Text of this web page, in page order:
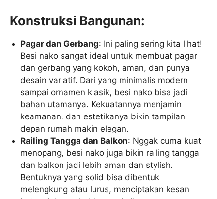
Konstruksi Bangunan:
Pagar dan Gerbang: Ini paling sering kita lihat!
Besi nako sangat ideal untuk membuat pagar
dan gerbang yang kokoh, aman, dan punya
desain variatif. Dari yang minimalis modern
sampai ornamen klasik, besi nako bisa jadi
bahan utamanya. Kekuatannya menjamin
keamanan, dan estetikanya bikin tampilan
depan rumah makin elegan.
Railing Tangga dan Balkon: Nggak cuma kuat
menopang, besi nako juga bikin railing tangga
dan balkon jadi lebih aman dan stylish.
Bentuknya yang solid bisa dibentuk
melengkung atau lurus, menciptakan kesan